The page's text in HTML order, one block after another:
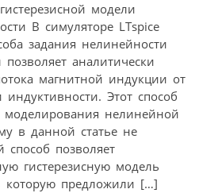
модели
В симуляторе LTspice
задания нелинейности
аналитически
магнитной индукции от
Этот способ
моделирования нелинейной
в данной статье не
способ позволяет
гистерезисную модель
которую предложили […]